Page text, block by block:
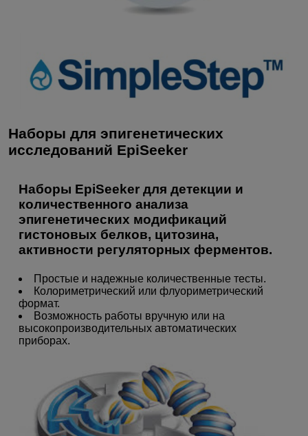
Наборы для эпигенетических
исследований EpiSeeker
Наборы EpiSeeker для детекции и
количественного анализа
эпигенетических модификаций
гистоновых белков, цитозина,
активности регуляторных ферментов.
Простые и надежные количественные тесты.
Колориметрический или флуориметрический
формат.
Возможность работы вручную или на
высокопроизводительных автоматических
приборах.